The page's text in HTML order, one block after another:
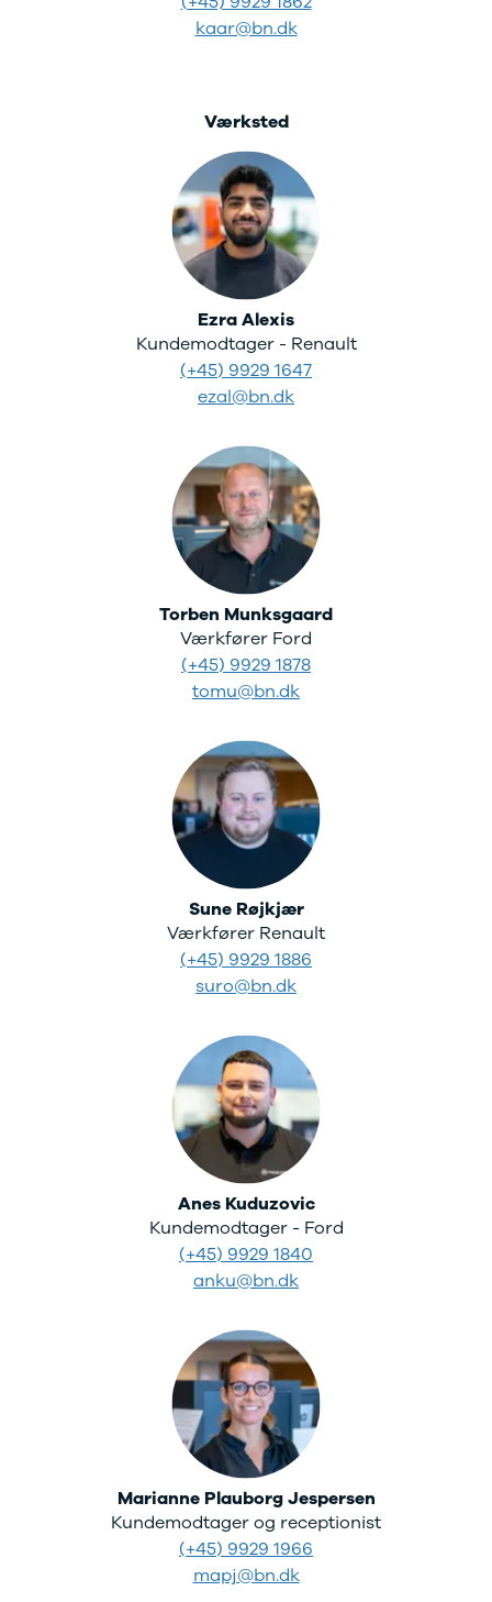
Porsche
Panamera
Turbo S
Taycan Turbo
911 Carrera
4S
Renault
Se alle
Renault
SUV
Twingo
Clio IV
Zoe
Megane III
Megane IV
Scenic
Scenic III
Kadjar
Talisman
Espace
Arkana
Megane
Master IV T35
Grand Scenic
IV
Scenic IV
Trafic
Trafic T29
Master IV T33
Express
Scenic E-
Tech Electric
Seat
Mii
Ibiza
Leon
Toledo
Ateca
Tarraco
Skoda
Se alle Skoda
Elbil
Citigo
Elroq
Enyaq
Fabia
Kamiq
Karoq
Octavia
Rapid
Scala
Superb
kaar@bn.dk
Værksted
Ezra Alexis
Kundemodtager - Renault
(+45) 9929 1647
ezal@bn.dk
Torben Munksgaard
Værkfører Ford
(+45) 9929 1878
tomu@bn.dk
Sune Røjkjær
Værkfører Renault
(+45) 9929 1886
suro@bn.dk
Anes Kuduzovic
Kundemodtager - Ford
(+45) 9929 1840
anku@bn.dk
Marianne Plauborg Jespersen
Kundemodtager og receptionist
(+45) 9929 1966
mapj@bn.dk